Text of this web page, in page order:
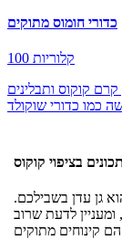
כדורי חומוס מתוקים
100 קלוריות
קוקוס ותבלינים
כמו כדורי שוקולד
בציפוי קוקוס
גן עדן בשבילכם.
ומעניין לדעת שרוב